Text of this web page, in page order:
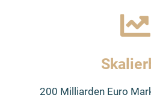
200 Milliarden Euro